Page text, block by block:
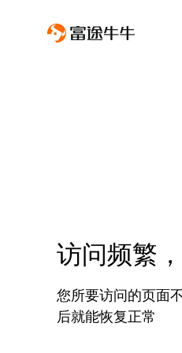
访问频繁
您所要访问的页面
后就能恢复正常